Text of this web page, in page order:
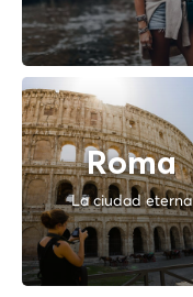
Roma
La ciudad eterna